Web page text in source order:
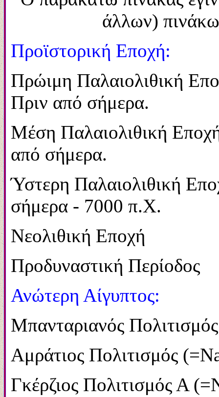
άλλων)
Προϊστορική Εποχή:
Πρώιμη
Πριν από σήμερα.
Μέση
από σήμερα.
Ύστερη
σήμερα - 7000 π.Χ.
Νεολιθική
Προδυναστική
Ανώτερη Αίγυπτος:
Μπανταριανός
Αμράτιος
Γκέρζιος